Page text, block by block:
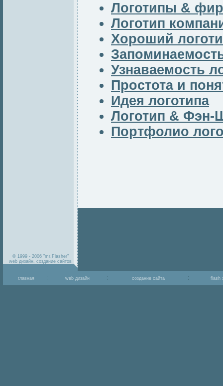
Логотипы &
Логотип
Хороший
Узнаваемость
Простота и
Идея логотипа
Логотип & Фэн-
Портфолио
© 1999 - 2006 "mr.Flasher"
web дизайн, создание сайтов
главная web дизайн создание сайта flash